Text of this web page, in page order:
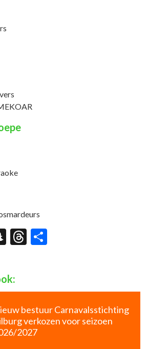
Snapchat
Threads
bestuur Carnavalsstichting
verkozen voor seizoen
2027